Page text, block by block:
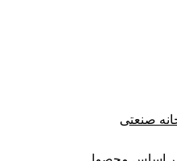
صنعتی